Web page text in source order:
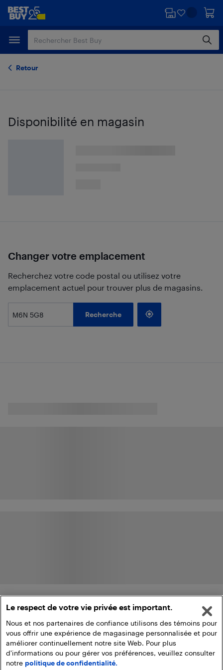
Passer
principal
Passer
Retour
Disponibilité en magasin
Changer votre emplacement
Recherchez votre code postal ou utilisez votre
emplacement actuel pour trouver plus de magasins.
Recherche
Le respect de votre vie privée est important.
Nous et nos partenaires de confiance utilisons des témoins pour
vous offrir une expérience de magasinage personnalisée et pour
améliorer continuellement notre site Web. Pour plus
d'informations ou pour gérer vos préférences, veuillez consulter
notre politique de confidentialité.